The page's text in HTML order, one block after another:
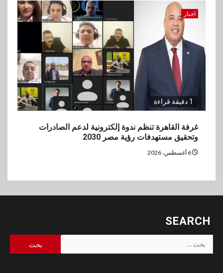
اخبار
1 دقيقة قراءة
غرفة القاهرة تنظم ندوة إلكترونية لدعم الصادرات
وتحقيق مستهدفات رؤية مصر 2030
SEARCH
البحث
عن: